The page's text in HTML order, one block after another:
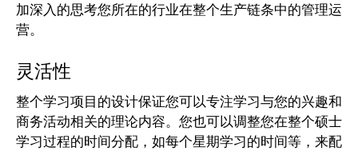
加深入的思考您所在的行业在整个生产链条中的管理运
营。
灵活性
整个学习项目的设计保证您可以专注学习与您的兴趣和
商务活动相关的理论内容。您也可以调整您在整个硕士
学习过程的时间分配，如每个星期学习的时间等，来配